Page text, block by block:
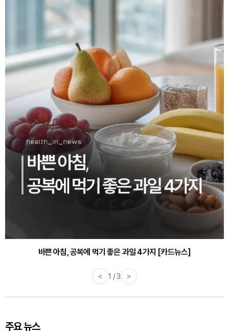
바쁜 아침, 공복에 먹기 좋은 과일 4가지 [카드뉴스]
< 1 / 3 >
주요 뉴스